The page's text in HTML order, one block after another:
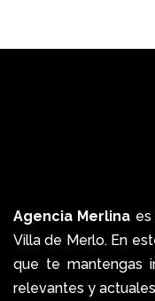
Agencia Merlina
Villa de Merlo. En
que te mantengas
relevantes y